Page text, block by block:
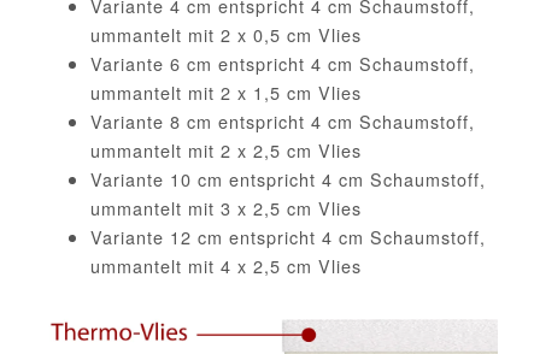
Variante 4 cm entspricht 4 cm Schaumstoff,
ummantelt mit 2 x 0,5 cm Vlies
Variante 6 cm entspricht 4 cm Schaumstoff,
ummantelt mit 2 x 1,5 cm Vlies
Variante 8 cm entspricht 4 cm Schaumstoff,
ummantelt mit 2 x 2,5 cm Vlies
Variante 10 cm entspricht 4 cm Schaumstoff,
ummantelt mit 3 x 2,5 cm Vlies
Variante 12 cm entspricht 4 cm Schaumstoff,
ummantelt mit 4 x 2,5 cm Vlies